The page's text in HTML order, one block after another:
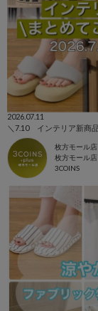
2026.07.11
枚方モール店
枚方モール店
3COINS